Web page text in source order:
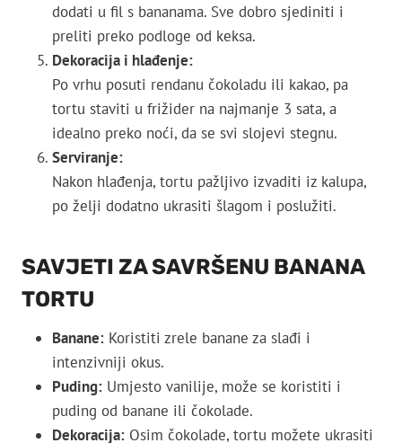
dodati u fil s bananama. Sve dobro sjediniti i
preliti preko podloge od keksa.
Dekoracija i hlađenje:
Po vrhu posuti rendanu čokoladu ili kakao, pa
tortu staviti u frižider na najmanje 3 sata, a
idealno preko noći, da se svi slojevi stegnu.
Serviranje:
Nakon hlađenja, tortu pažljivo izvaditi iz kalupa,
po želji dodatno ukrasiti šlagom i poslužiti.
SAVJETI ZA SAVRŠENU BANANA
TORTU
Banane: Koristiti zrele banane za slađi i
intenzivniji okus.
Puding: Umjesto vanilije, može se koristiti i
puding od banane ili čokolade.
Dekoracija: Osim čokolade, tortu možete ukrasiti